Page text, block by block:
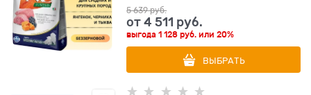
5 639 руб.
от4 511 руб.
выгода1 128 руб. или20%
ВЫБРАТЬ